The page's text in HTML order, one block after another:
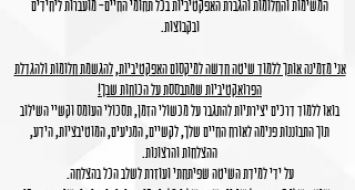
המשימות והחלומות והגברת האפקטיביות בכל תחומי החיים- מועברות ליחידים
ובקבוצות.
אני מזמינה אותך ללמוד שיטה חדשה למיקסום האפקטיביות, להגשמת חלומות ולהגדלת
הפרואקטיביות שמתבססת על הכוחות שבך!
בואו ללמוד דרכים יצירתיות להתגבר על מכשולי הזמן, תסכולי העומס וקשיי השילוב
תוך התבוננות פנימה לאורח החיים שלך, לקשיים, המניעים, המוטיבציות, הידע,
ההצלחות והרצונות.
על ידי למידת השיטה שפיתחתי ועוזרת לשלב הכל בהצלחה.